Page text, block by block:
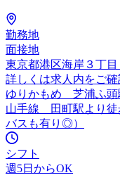
勤務地
面接地
東京都港区海岸３丁
詳しくは求人内をご確
ゆりかもめ 芝浦ふ頭
山手線 田町駅より徒
バスも有り◎）
シフト
週5日からOK